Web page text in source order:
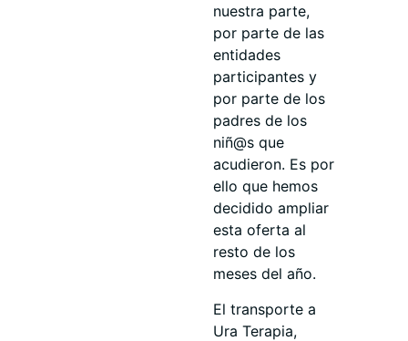
nuestra parte,
por parte de las
entidades
participantes y
por parte de los
padres de los
niñ@s que
acudieron. Es por
ello que hemos
decidido ampliar
esta oferta al
resto de los
meses del año.
El transporte a
Ura Terapia,